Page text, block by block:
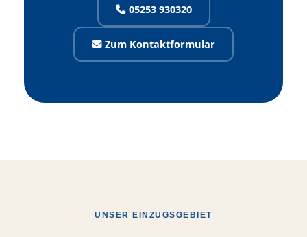
05253 930320
Zum Kontaktformular
UNSER EINZUGSGEBIET